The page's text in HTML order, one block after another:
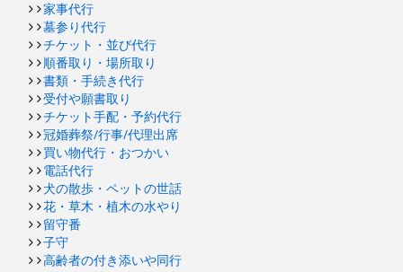
家事代行
墓参り代行
チケット・並び代行
順番取り・場所取り
書類・手続き代行
受付や願書取り
チケット手配・予約代行
冠婚葬祭/行事/代理出席
買い物代行・おつかい
電話代行
犬の散歩・ペットの世話
花・草木・植木の水やり
留守番
子守
高齢者の付き添いや同行